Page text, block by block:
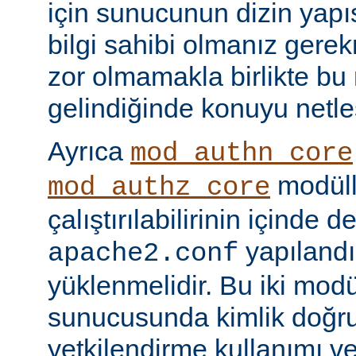
için sunucunun dizin
bilgi sahibi olmanız
zor olmamakla birlikte bu
gelindiğinde konuyu
Ayrıca mod_authn_core
mod_authz_core
çalıştırılabilirinin içinde
apache2.conf
yüklenmelidir. Bu iki
sunucusunda kimlik
yetkilendirme kullanımı